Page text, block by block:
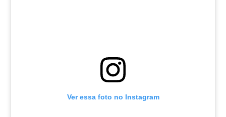
Ver essa foto no Instagram